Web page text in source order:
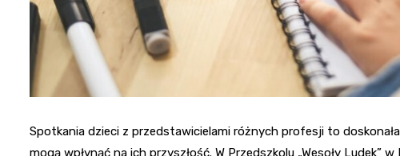
Spotkania dzieci z przedstawicielami różnych profesji to
mogą wpłynąć na ich przyszłość. W Przedszkolu „Wesoły Ludek”